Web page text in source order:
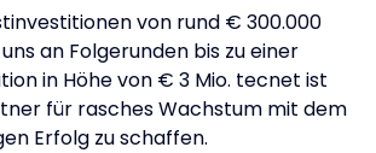
von rund € 300.000
an Folgerunden bis zu einer
in Höhe von € 3 Mio. tecnet ist
für rasches Wachstum mit dem
Erfolg zu schaffen.